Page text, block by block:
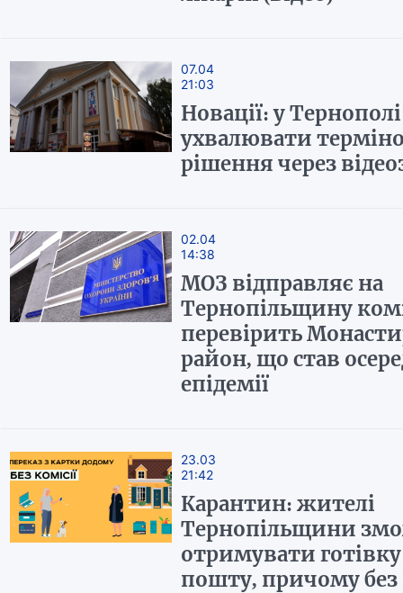
07.04
21:03
Новації: у
ухвалювати
рішення через
02.04
14:38
МОЗ відправляє на
Тернопільщину
перевірить
район, що став
епідемії
23.03
21:42
Карантин: жителі
Тернопільщини
отримувати готівку
пошту, причому без